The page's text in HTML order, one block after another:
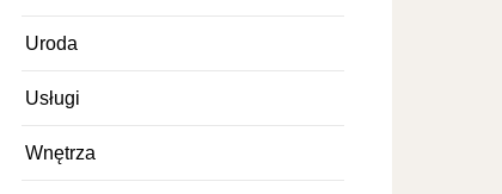
Uroda
Usługi
Wnętrza